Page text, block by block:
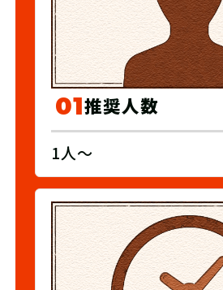
01推奨人数
1人～